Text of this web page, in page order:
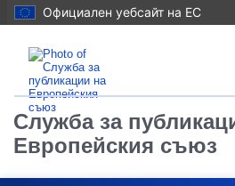
Официален уебсайт на ЕС
Служба за
Европейския съюз